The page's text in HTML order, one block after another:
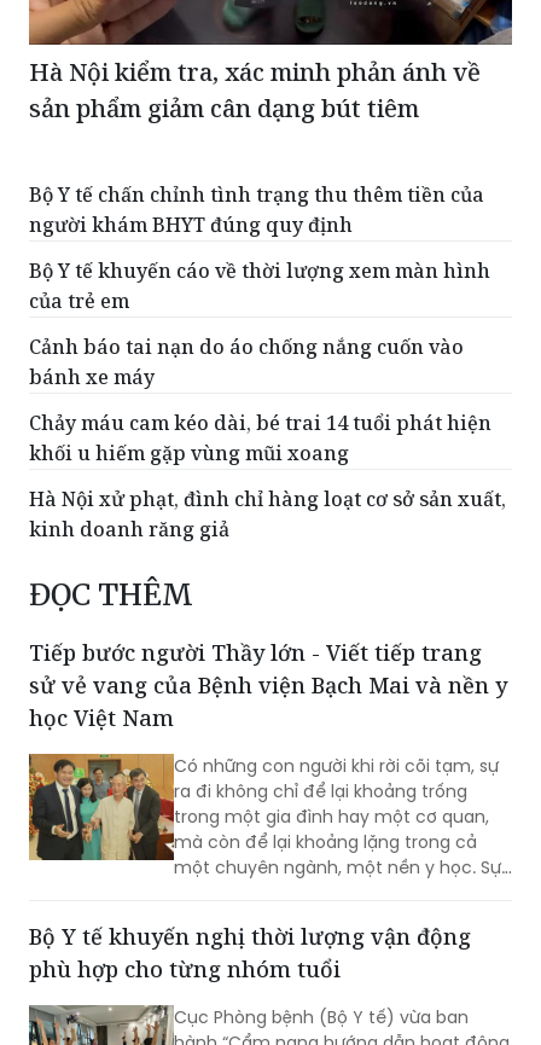
Hà Nội kiểm tra, xác minh phản ánh về
sản phẩm giảm cân dạng bút tiêm
Bộ Y tế chấn chỉnh tình trạng thu thêm tiền của
người khám BHYT đúng quy định
Bộ Y tế khuyến cáo về thời lượng xem màn hình
của trẻ em
Cảnh báo tai nạn do áo chống nắng cuốn vào
bánh xe máy
Chảy máu cam kéo dài, bé trai 14 tuổi phát hiện
khối u hiếm gặp vùng mũi xoang
Hà Nội xử phạt, đình chỉ hàng loạt cơ sở sản xuất,
kinh doanh răng giả
ĐỌC THÊM
Tiếp bước người Thầy lớn - Viết tiếp trang
sử vẻ vang của Bệnh viện Bạch Mai và nền y
học Việt Nam
Có những con người khi rời cõi tạm, sự
ra đi không chỉ để lại khoảng trống
trong một gia đình hay một cơ quan,
mà còn để lại khoảng lặng trong cả
một chuyên ngành, một nền y học. Sự
một mất mát như vậy.
Bộ Y tế khuyến nghị thời lượng vận động
phù hợp cho từng nhóm tuổi
Cục Phòng bệnh (Bộ Y tế) vừa ban